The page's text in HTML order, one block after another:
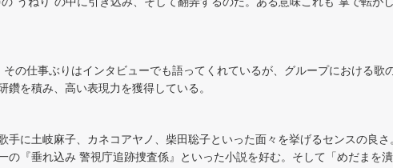
の仕事ぶりはインタビューでも語ってくれているが、グループにおける歌
を積み、高い表現力を獲得している。
手に土岐麻子、カネコアヤノ、柴田聡子といった面々を挙げるセンスの良
の『垂れ込み 警視庁追跡捜査係』といった小説を好む。そして「めだまを